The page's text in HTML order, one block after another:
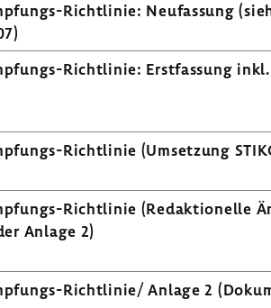
​Richtlinie: Neufas­sung
​Richtlinie: Erst­fas­sung inkl.
​Richtlinie (Umset­zung
​Richtlinie (Redak­tio­nelle
Anlage 2)
​Richtlinie/ Anlage 2